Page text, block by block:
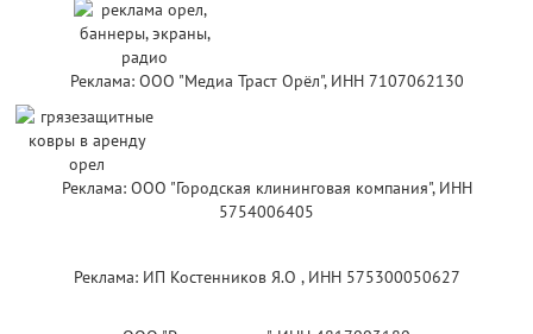
Реклама: ООО "Медиа Траст Орёл", ИНН 7107062130
Реклама: ООО "Городская клининговая компания", ИНН
5754006405
Реклама: ИП Костенников Я.О , ИНН 575300050627